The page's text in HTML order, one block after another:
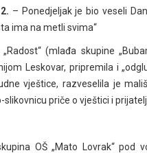
– Ponedjeljak je bio veseli
ima na metli svima“
(mlađa skupine
Leskovar, pripremila i
vještice, razveselila je
priče o vještici i
OŠ „Mato Lovrak“ pod